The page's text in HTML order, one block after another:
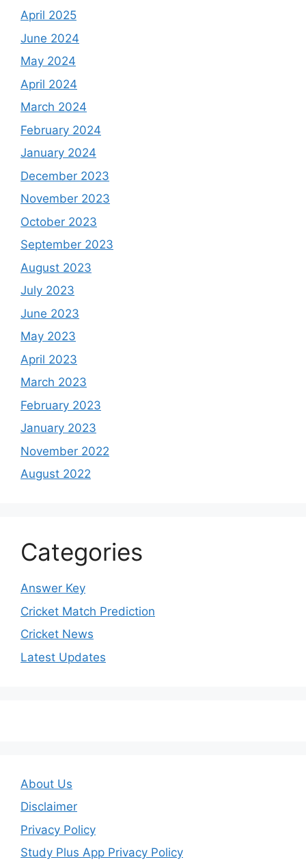
April 2025
June 2024
May 2024
April 2024
March 2024
February 2024
January 2024
December 2023
November 2023
October 2023
September 2023
August 2023
July 2023
June 2023
May 2023
April 2023
March 2023
February 2023
January 2023
November 2022
August 2022
Categories
Answer Key
Cricket Match Prediction
Cricket News
Latest Updates
About Us
Disclaimer
Privacy Policy
Study Plus App Privacy Policy